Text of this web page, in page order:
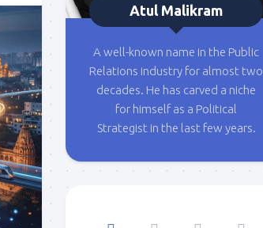
Atul Malikram
A well-known name in the Public
Relations industry for almost two
decades. He has carved a niche
for himself as a Political
Strategist in the last few years.